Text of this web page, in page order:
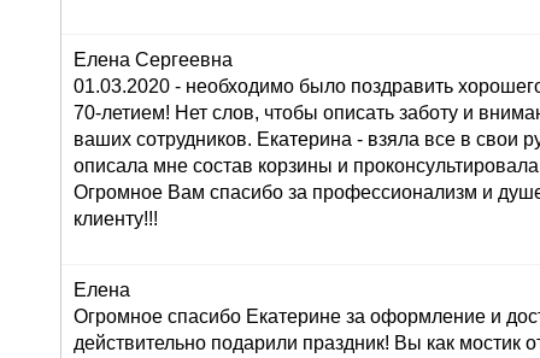
Елена Сергеевна
01.03.2020 - необходимо было поздравить
70-летием! Нет слов, чтобы описать заботу и
ваших сотрудников. Екатерина - взяла все в свои
описала мне состав корзины и
Огромное Вам спасибо за профессионализм и
клиенту!!!
Елена
Огромное спасибо Екатерине за оформление и
действительно подарили праздник! Вы как мостик